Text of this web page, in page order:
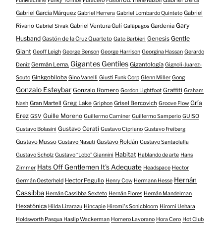
Gabriel García Márquez Gabriel Herrera Gabriel Lombardo Quinteto Gabriel
Rivano Gabriel Sivak Gabriel Ventura Gulí Galápagos Gardenia Gary
Husband Gastón de la Cruz Quarteto Gato Barbieri Genesis Gentle
Giant Geoff Leigh George Benson George Harrison Georgina Hassan Gerardo
Deniz Germán Lema. Gigantes Gentiles Gigantología Gignoli-Juarez-
Souto Ginkgobiloba Gino Vanelli Giusti Funk Corp Glenn Miller Gong
Gonzalo Esteybar Gonzalo Romero Gordon Lightfoot Graffiti Graham
Nash Gran Martell Greg Lake Griphon Grisel Bercovich Groove Flow Gría
Erez GSV Guille Moreno Guillermo Caminer Guillermo Samperio GUISO
Gustavo Bolasini Gustavo Cerati Gustavo Cipriano Gustavo Freiberg
Gustavo Musso Gustavo Nasuti Gustavo Roldán Gustavo Santaolalla
Gustavo Scholz Gustavo “Lobo” Giannini Habitat Hablando de arte Hans
Zimmer Hats Off Gentlemen It's Adequate Headspace Hector
Germán Oesterheld Hector Pegullo Henry Cow Hermann Hesse Hernán
Cassibba Hernán Cassibba Sexteto Hernán Flores Hernán Mandelman
Hexatónica Hilda Lizarazu Hincapie Hiromi's Sonicbloom Hiromi Uehara
Holdsworth Pasqua Haslip Wackerman Homero Lavorano Hora Cero Hot Club